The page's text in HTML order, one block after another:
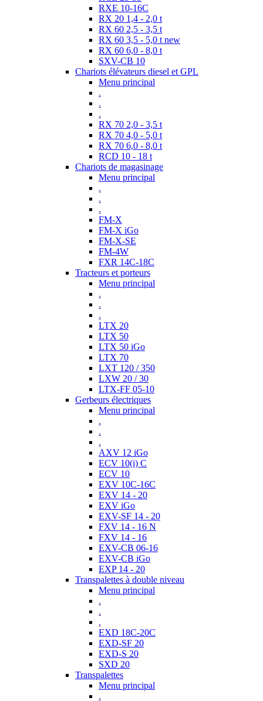
RXE 10-16C
RX 20 1,4 - 2,0 t
RX 60 2,5 - 3,5 t
RX 60 3,5 - 5,0 t new
RX 60 6,0 - 8,0 t
SXV-CB 10
Chariots élévateurs diesel et GPL
Menu principal
.
.
.
RX 70 2,0 - 3,5 t
RX 70 4,0 - 5,0 t
RX 70 6,0 - 8,0 t
RCD 10 - 18 t
Chariots de magasinage
Menu principal
.
.
.
FM-X
FM-X iGo
FM-X-SE
FM-4W
FXR 14C-18C
Tracteurs et porteurs
Menu principal
.
.
.
LTX 20
LTX 50
LTX 50 iGo
LTX 70
LXT 120 / 350
LXW 20 / 30
LTX-FF 05-10
Gerbeurs électriques
Menu principal
.
.
.
AXV 12 iGo
ECV 10(i) C
ECV 10
EXV 10C-16C
EXV 14 - 20
EXV iGo
EXV-SF 14 - 20
FXV 14 - 16 N
FXV 14 - 16
EXV-CB 06-16
EXV-CB iGo
EXP 14 - 20
Transpalettes à double niveau
Menu principal
.
.
.
EXD 18C-20C
EXD-SF 20
EXD-S 20
SXD 20
Transpalettes
Menu principal
.